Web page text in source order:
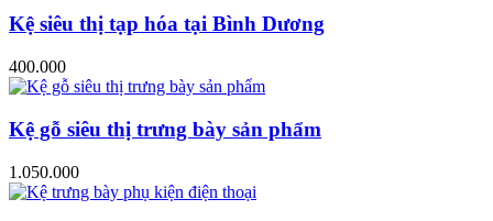
Kệ siêu thị tạp hóa tại Bình Dương
400.000
Kệ gỗ siêu thị trưng bày sản phẩm
1.050.000